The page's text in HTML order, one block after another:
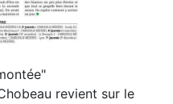
revient sur le